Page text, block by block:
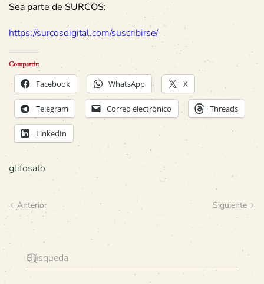
Sea parte de SURCOS:
https://surcosdigital.com/suscribirse/
Compartir:
Facebook WhatsApp X
Telegram Correo electrónico Threads
LinkedIn
glifosato
Anterior Siguiente